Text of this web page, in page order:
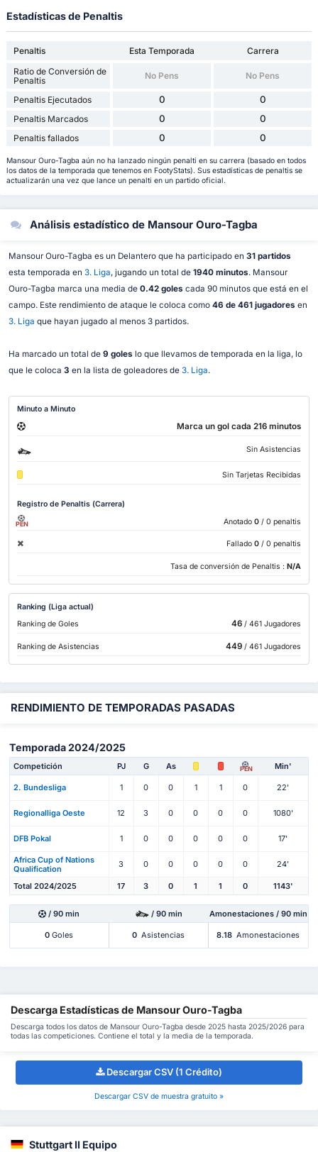
Estadísticas de Penaltis
Penaltis Esta Temporada
Carrera
Ratio de Conversión de
Penaltis
No Pens No Pens
Penaltis Ejecutados 0 0
Penaltis Marcados 0 0
Penaltis fallados 0 0
Mansour Ouro-Tagba aún no ha lanzado ningún penalti en su carrera (basado en todos
los datos de la temporada que tenemos en FootyStats). Sus estadísticas de penaltis se
actualizarán una vez que lance un penalti en un partido oficial.
Análisis estadístico de Mansour Ouro-Tagba
Mansour Ouro-Tagba es un Delantero que ha participado en 31 partidos
esta temporada en 3. Liga, jugando un total de 1940 minutos. Mansour
Ouro-Tagba marca una media de 0.42 goles cada 90 minutos que está en el
campo. Este rendimiento de ataque le coloca como 46 de 461 jugadores en
3. Liga que hayan jugado al menos 3 partidos.
Ha marcado un total de 9 goles lo que llevamos de temporada en la liga, lo
que le coloca 3 en la lista de goleadores de 3. Liga.
Minuto a Minuto
Marca un gol cada 216 minutos
Sin Asistencias
Sin Tarjetas Recibidas
Registro de Penaltis (Carrera)
PEN Anotado 0 / 0 penaltis
Fallado 0 / 0 penaltis
Tasa de conversión de Penaltis : N/A
Ranking (Liga actual)
Ranking de Goles
46/ 461 Jugadores
Ranking de Asistencias 449/ 461 Jugadores
RENDIMIENTO DE TEMPORADAS PASADAS
Temporada 2024/2025
Competición PJ G As PEN Min'
2. Bundesliga 1 0 0 1 1 0 22'
Regionalliga Oeste 12 3 0 0 0 0 1080'
DFB Pokal 1 0 0 0 0 0 17'
Africa Cup of Nations
Qualification
3 0 0 0 0 0 24'
Total 2024/2025 17 3 0 1 1 0 1143'
/ 90 min / 90 min Amonestaciones / 90 min
0 Goles 0 Asistencias 8.18 Amonestaciones
Descarga Estadísticas de Mansour Ouro-Tagba
Descarga todos los datos de Mansour Ouro-Tagba desde 2025 hasta 2025/2026 para
todas las competiciones. Contiene el total y la media de la temporada.
Descargar CSV (1 Crédito)
Descargar CSV de muestra gratuito »
Stuttgart II Equipo